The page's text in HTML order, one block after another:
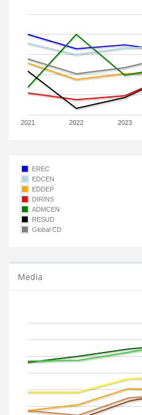
2021 2022 2023
EREC
EDCEN
EDDEP
DIRINS
ADMCEN
RESUD
Global CD
Media